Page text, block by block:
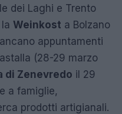
dei Laghi e Trento
Weinkost a Bolzano
appuntamenti
(28-29 marzo
di Zenevredo il 29
a famiglie,
prodotti artigianali.